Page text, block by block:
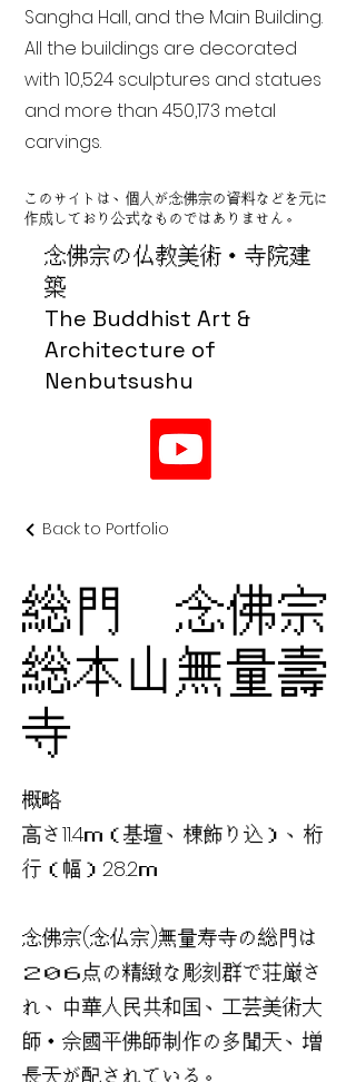
念佛宗の仏教美術・寺院建
築
The Buddhist Art &
Architecture of
Nenbutsushu
Sangha Hall, and the Main Building.
All the buildings are decorated
with 10,524 sculptures and statues
and more than 450,173 metal
carvings.
このサイトは、個人が念佛宗の資料などを元に
作成しており公式なものではありません。
Back to Portfolio
総門 念佛宗
総本山無量壽
寺
概略
高さ11.4ｍ（基壇、棟飾り込）、桁
行（幅）28.2ｍ
念佛宗(念仏宗)無量寿寺の総門は
２０６点の精緻な彫刻群で荘厳さ
れ、中華人民共和国、工芸美術大
師・佘國平佛師制作の多聞天、増
長天が配されている。